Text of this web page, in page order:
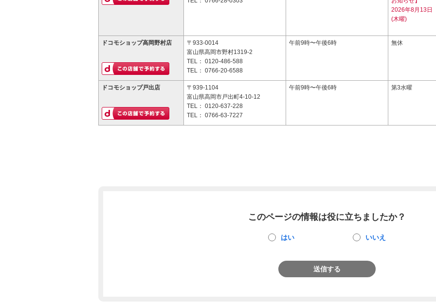
2026年8月13日
(木曜)
ドコモショップ高岡野村店
〒933-0014
富山県高岡市野村1319-2
TEL： 0120-486-588
TEL： 0766-20-6588
午前9時〜午後6時 無休
ドコモショップ戸出店
〒939-1104
富山県高岡市戸出町4-10-12
TEL： 0120-637-228
TEL： 0766-63-7227
午前9時〜午後6時 第3水曜
このページの情報は役に立ちましたか？
はい いいえ
送信する